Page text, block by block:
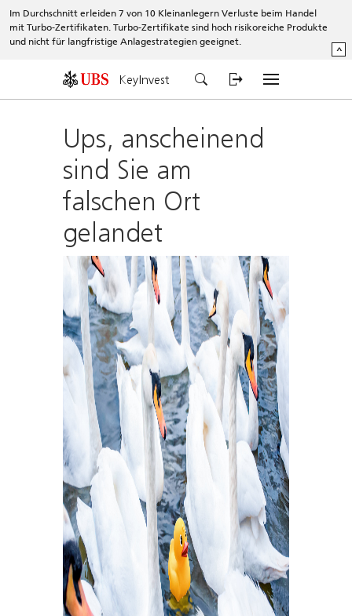
Im Durchschnitt erleiden 7 von 10 Kleinanlegern Verluste beim Handel
mit Turbo-Zertifikaten. Turbo-Zertifikate sind hoch risikoreiche Produkte
und nicht für langfristige Anlagestrategien geeignet.
^
KeyInvest
Ups, anscheinend
sind Sie am
falschen Ort
gelandet